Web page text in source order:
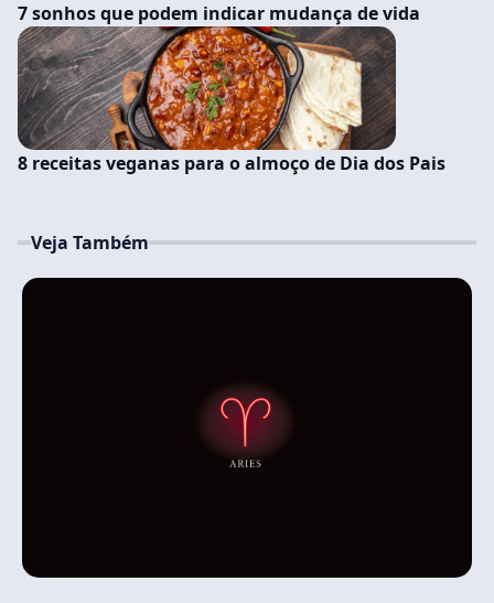
7 sonhos que podem indicar mudança de vida
8 receitas veganas para o almoço de Dia dos Pais
Veja Também